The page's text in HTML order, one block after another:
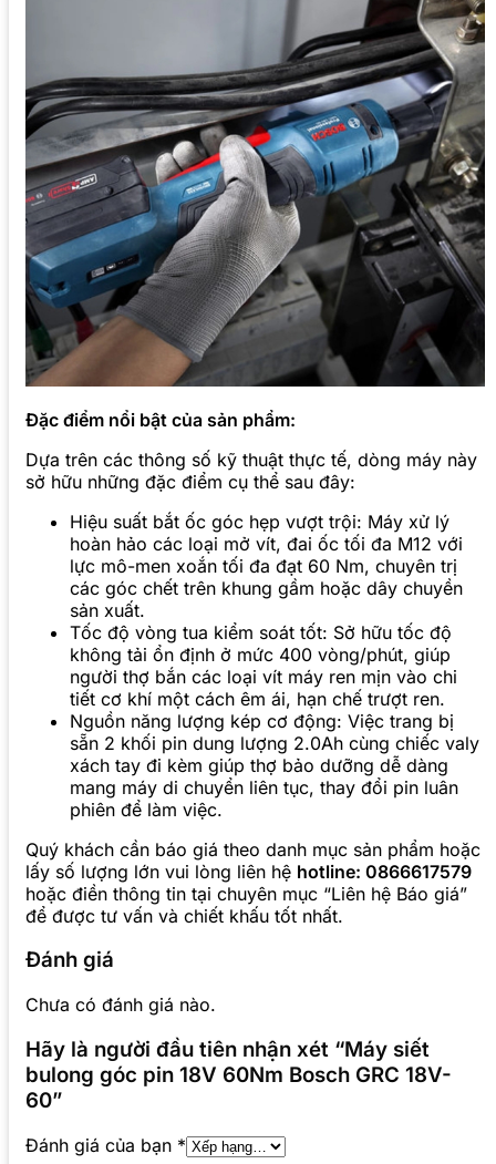
Đặc điểm nổi bật của sản phẩm:
Dựa trên các thông số kỹ thuật thực tế, dòng máy này
sở hữu những đặc điểm cụ thể sau đây:
Hiệu suất bắt ốc góc hẹp vượt trội: Máy xử lý
hoàn hảo các loại mở vít, đai ốc tối đa M12 với
lực mô-men xoắn tối đa đạt 60 Nm, chuyên trị
các góc chết trên khung gầm hoặc dây chuyền
sản xuất.
Tốc độ vòng tua kiểm soát tốt: Sở hữu tốc độ
không tải ổn định ở mức 400 vòng/phút, giúp
người thợ bắn các loại vít máy ren mịn vào chi
tiết cơ khí một cách êm ái, hạn chế trượt ren.
Nguồn năng lượng kép cơ động: Việc trang bị
sẵn 2 khối pin dung lượng 2.0Ah cùng chiếc valy
xách tay đi kèm giúp thợ bảo dưỡng dễ dàng
mang máy di chuyển liên tục, thay đổi pin luân
phiên để làm việc.
Quý khách cần báo giá theo danh mục sản phẩm hoặc
lấy số lượng lớn vui lòng liên hệ hotline: 0866617579
hoặc điền thông tin tại chuyên mục “Liên hệ Báo giá”
để được tư vấn và chiết khấu tốt nhất.
Đánh giá
Chưa có đánh giá nào.
Hãy là người đầu tiên nhận xét “Máy siết
bulong góc pin 18V 60Nm Bosch GRC 18V-
60”
Đánh giá của bạn *